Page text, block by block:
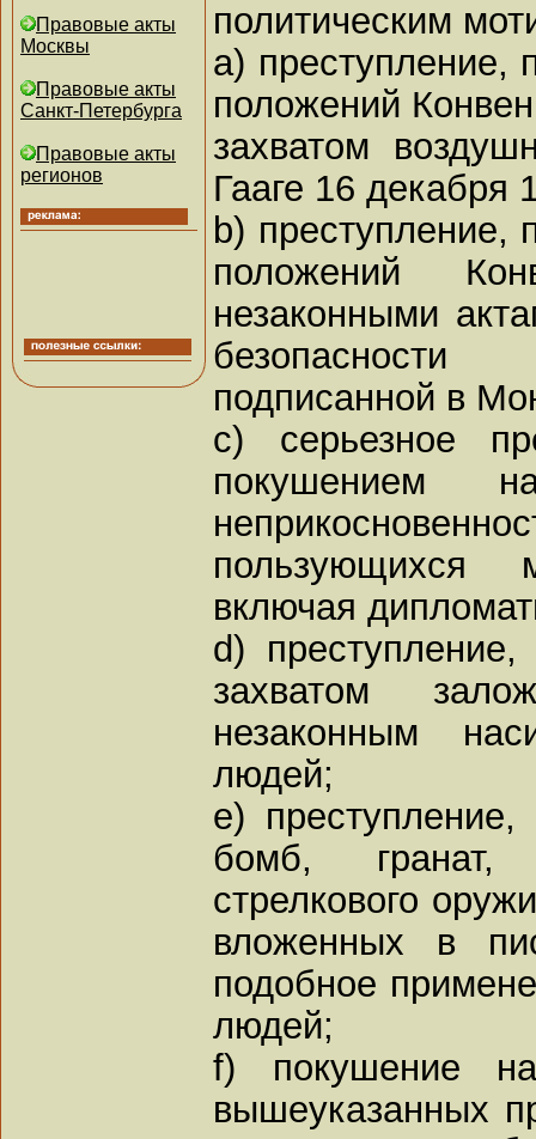
Правовые акты
Москвы
Правовые акты
Санкт-Петербурга
Правовые акты
регионов
политическим
a) преступление,
положений
захватом
Гааге 16 декабря
b) преступление,
положений
незаконными
безопасности
подписанной в
c) серьезное
покушением
пользующихся
включая
d)
захватом
незаконным
людей;
e)
бомб, гранат,
стрелкового
вложенных в
подобное
людей;
f) покушение
вышеуказанных